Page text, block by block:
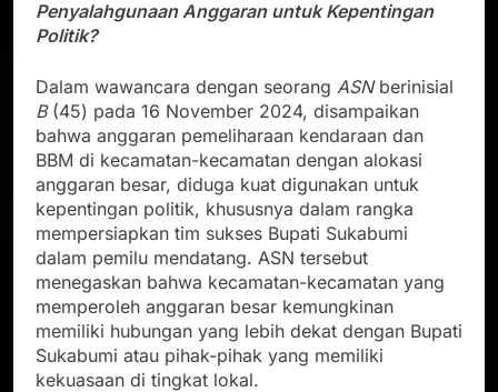
Penyalahgunaan Anggaran untuk Kepentingan
Politik?
Dalam wawancara dengan seorang ASNberinisial
B(45) pada 16 November 2024, disampaikan
bahwa anggaran pemeliharaan kendaraan dan
BBM di kecamatan-kecamatan dengan alokasi
anggaran besar, diduga kuat digunakan untuk
kepentingan politik, khususnya dalam rangka
mempersiapkan tim sukses Bupati Sukabumi
dalam pemilu mendatang. ASN tersebut
menegaskan bahwa kecamatan-kecamatan yang
memperoleh anggaran besar kemungkinan
memiliki hubungan yang lebih dekat dengan Bupati
Sukabumi atau pihak-pihak yang memiliki
kekuasaan di tingkat lokal.